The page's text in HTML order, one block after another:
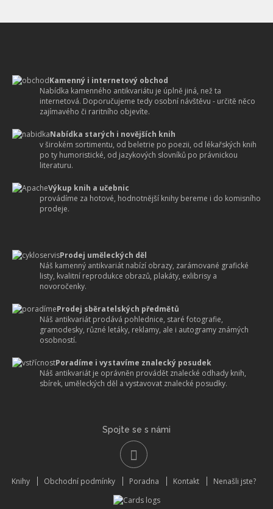
Kamenný i internetový obchod
Nabídka kamenného antikvariátu je úplně jiná, než ta
internetová. Doporučujeme tedy osobní návštěvu - určitě něco
zajímavého či raritního objevíte.
Nabídka starých i novějších knih
v širokém sortimentu, od beletrie po poezii, od lékařských knih
po ty humoristické, od jazykových slovníků po právnickou
literaturu.
Výkup knih a učebnic
provádíme za hotové, hodnotnější knihy bereme i do komisního
prodeje.
Prodej uměleckých děl
Náš kamenný antikvariát nabízí obrazy, zarámované grafické
listy, kvalitní reprodukce obrazů, plakáty, exlibrisy a
novoročenky.
Prodej sběratelských předmětů
Náš antikvariát prodává pohlednice, staré fotografie,
gramodesky, různé letáky, reklamy, ale i autogramy známých
osobností.
Poradíme i vystavíme znalecký posudek
Náš antikvariát je oprávněn provádět znalecké odhady knih,
sbírek, uměleckých děl a vystavovat znalecké posudky.
Spojte se s námi
Knihy Obchodní podmínky Poradna Kontakt Nenašli jste?